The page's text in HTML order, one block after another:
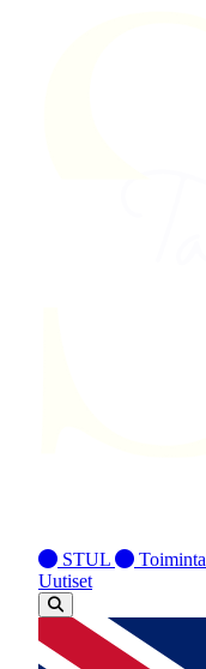
STUL Toiminta
Uutiset